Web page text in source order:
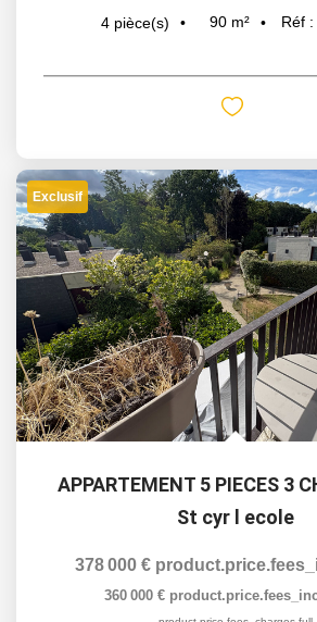
4 pièce(s) 90 m² Réf :
Exclusif
APPARTEMENT 5 PIECES 3
St cyr l ecole
378 000 €
360 000 €